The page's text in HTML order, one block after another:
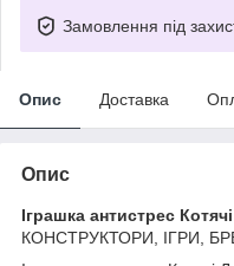
Замовлення під
Опис Доставка
Опис
Іграшка антистрес
КОНСТРУКТОРИ, ІГРИ,